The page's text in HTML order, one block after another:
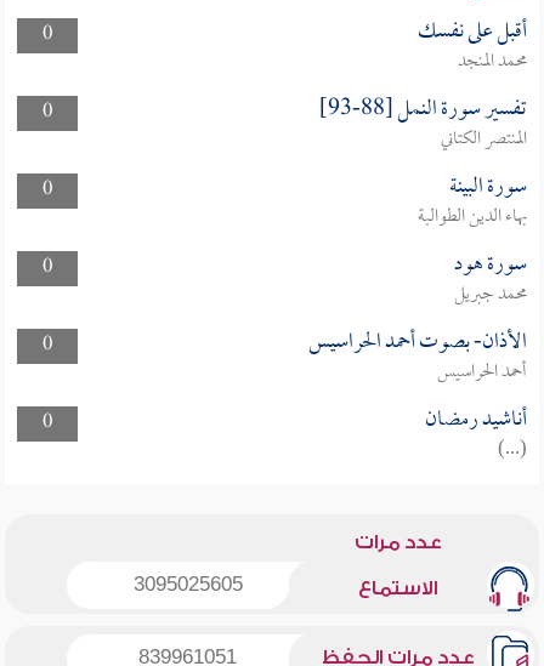
0 أقبل على نفسك
محمد المنجد
0
تفسير سورة النمل [88-93]
المنتصر الكتاني
0
سورة البينة
بهاء الدين الطوالبة
0
سورة هود
محمد جبريل
0
الأذان- بصوت أحمد الحراسيس
أحمد الحراسيس
0
أناشيد رمضان
(...)
عدد مرات
الاستماع 3095025605
عدد مرات الحفظ 839961051